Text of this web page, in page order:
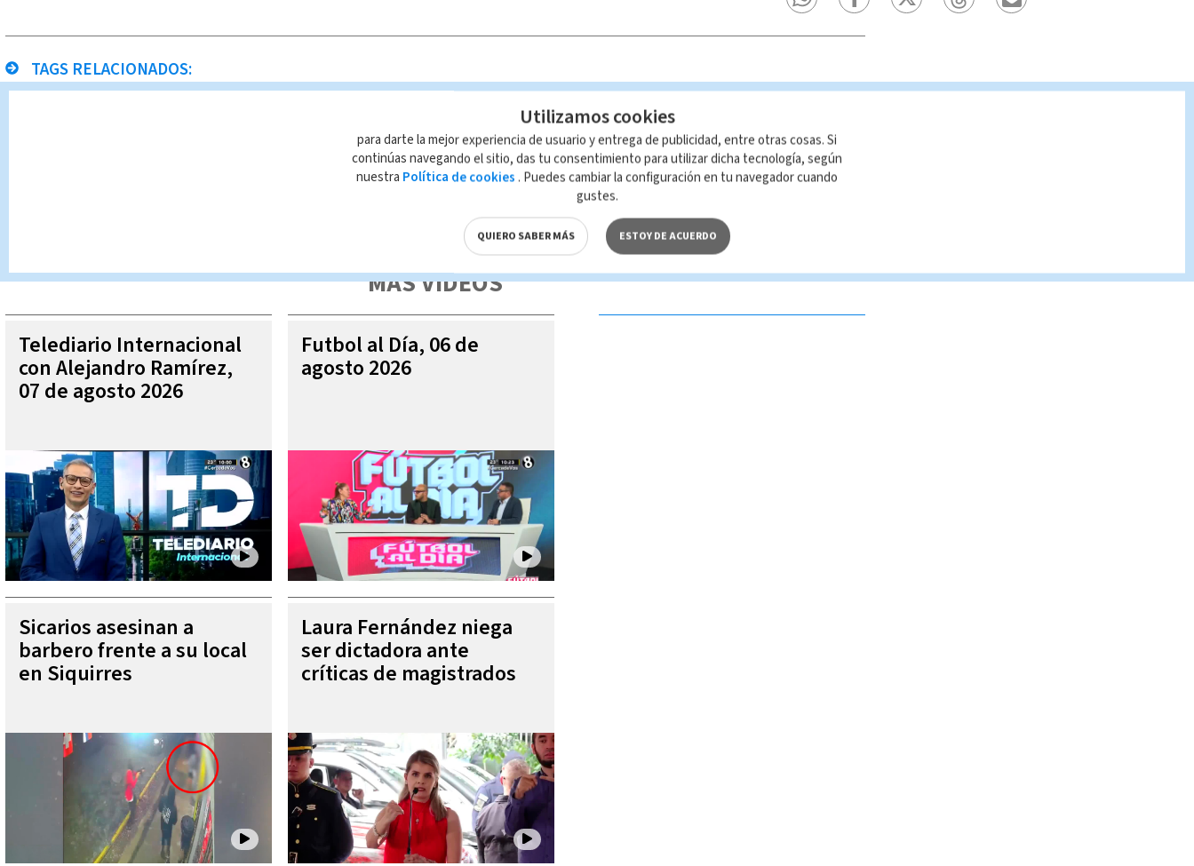
TAGS RELACIONADOS:
Queda prohibida la reproducción total o parcial del contenido de esta página, mismo que es propiedad de TELEDIARIO; su reproducción no
autorizada constituye una infracción y un delito de conformidad con las leyes aplicables.
MÁS VIDEOS
Telediario Internacional
con Alejandro Ramírez,
07 de agosto 2026
Futbol al Día, 06 de
agosto 2026
Sicarios asesinan a
barbero frente a su local
en Siquirres
Laura Fernández niega
ser dictadora ante
críticas de magistrados
Utilizamos cookies
para darte la mejor experiencia de usuario y entrega de publicidad, entre otras cosas. Si
continúas navegando el sitio, das tu consentimiento para utilizar dicha tecnología, según
nuestra Política de cookies . Puedes cambiar la configuración en tu navegador cuando
gustes.
QUIERO SABER MÁS ESTOY DE ACUERDO